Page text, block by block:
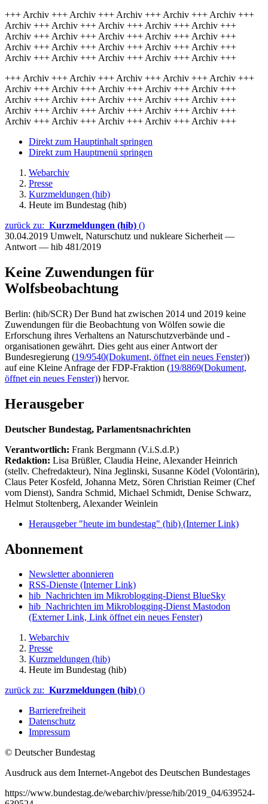
+++ Archiv +++ Archiv +++ Archiv +++ Archiv +++ Archiv +++
Archiv +++ Archiv +++ Archiv +++ Archiv +++ Archiv +++
Archiv +++ Archiv +++ Archiv +++ Archiv +++ Archiv +++
Archiv +++ Archiv +++ Archiv +++ Archiv +++ Archiv +++
Archiv +++ Archiv +++ Archiv +++ Archiv +++ Archiv +++
+++ Archiv +++ Archiv +++ Archiv +++ Archiv +++ Archiv +++
Archiv +++ Archiv +++ Archiv +++ Archiv +++ Archiv +++
Archiv +++ Archiv +++ Archiv +++ Archiv +++ Archiv +++
Archiv +++ Archiv +++ Archiv +++ Archiv +++ Archiv +++
Archiv +++ Archiv +++ Archiv +++ Archiv +++ Archiv +++
Direkt zum Hauptinhalt springen
Direkt zum Hauptmenü springen
Webarchiv
Presse
Kurzmeldungen (hib)
Heute im Bundestag (hib)
zurück zu: Kurzmeldungen (hib) ()
30.04.2019 Umwelt, Naturschutz und nukleare Sicherheit —
Antwort — hib 481/2019
Keine Zuwendungen für
Wolfsbeobachtung
Berlin: (hib/SCR) Der Bund hat zwischen 2014 und 2019 keine
Zuwendungen für die Beobachtung von Wölfen sowie die
Erforschung ihres Verhaltens an Naturschutzverbände und -
organisationen gewährt. Dies geht aus einer Antwort der
Bundesregierung (19/9540(Dokument, öffnet ein neues Fenster))
auf eine Kleine Anfrage der FDP-Fraktion (19/8869(Dokument,
öffnet ein neues Fenster)) hervor.
Herausgeber
Deutscher Bundestag, Parlamentsnachrichten
Verantwortlich: Frank Bergmann (V.i.S.d.P.)
Redaktion: Lisa Brüßler, Claudia Heine, Alexander Heinrich
(stellv. Chefredakteur), Nina Jeglinski, Susanne Ködel (Volontärin),
Claus Peter Kosfeld, Johanna Metz, Sören Christian Reimer (Chef
vom Dienst), Sandra Schmid, Michael Schmidt, Denise Schwarz,
Helmut Stoltenberg, Alexander Weinlein
Herausgeber "heute im bundestag" (hib) (Interner Link)
Abonnement
Newsletter abonnieren
RSS-Dienste (Interner Link)
hib_Nachrichten im Mikroblogging-Dienst BlueSky
hib_Nachrichten im Mikroblogging-Dienst Mastodon
(Externer Link, Link öffnet ein neues Fenster)
Webarchiv
Presse
Kurzmeldungen (hib)
Heute im Bundestag (hib)
zurück zu: Kurzmeldungen (hib) ()
Barrierefreiheit
Datenschutz
Impressum
© Deutscher Bundestag
Ausdruck aus dem Internet-Angebot des Deutschen Bundestages
https://www.bundestag.de/webarchiv/presse/hib/2019_04/639524-